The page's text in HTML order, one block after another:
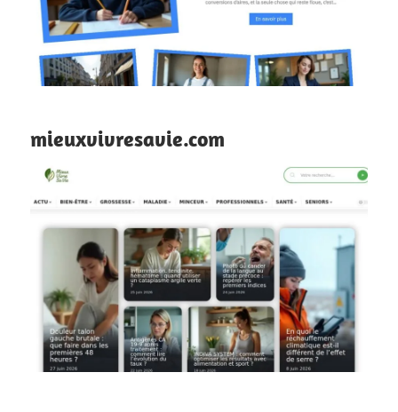
mieuxvivresavie.com